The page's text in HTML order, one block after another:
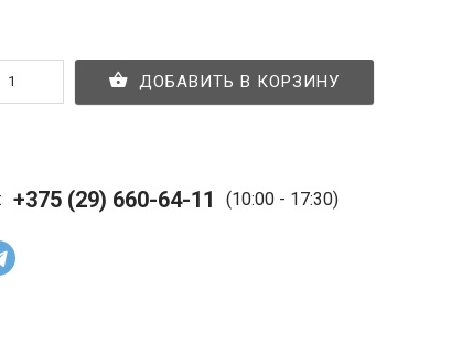
ДОБАВИТЬ В КОРЗИНУ
+375 (29) 660-64-11 (10:00 - 17:30)